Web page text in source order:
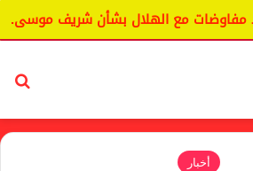
مع الهلال بشأن شريف موسى.
أخبار